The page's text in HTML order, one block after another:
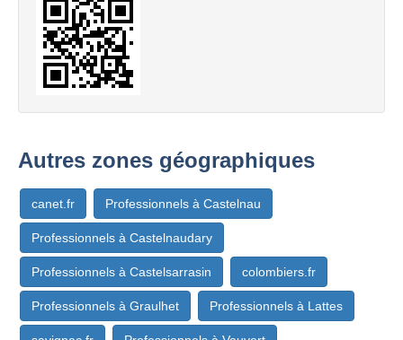
Autres zones géographiques
canet.fr Professionnels à Castelnau
Professionnels à Castelnaudary
Professionnels à Castelsarrasin colombiers.fr
Professionnels à Graulhet Professionnels à Lattes